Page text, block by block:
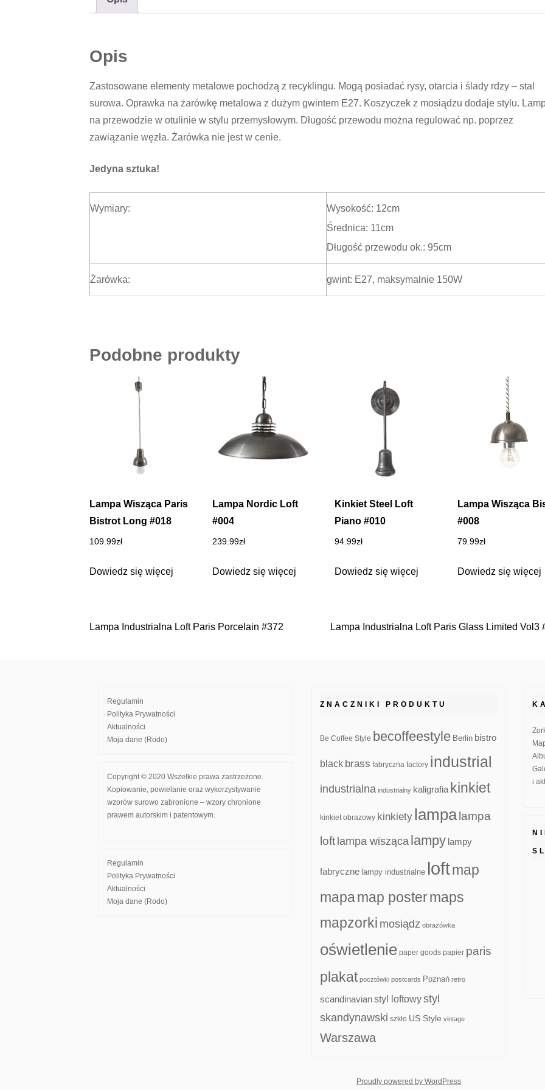
Opis
Zastosowane elementy metalowe pochodzą z recyklingu. Mogą posiadać rysy, otarcia i ślady rdzy – stal
surowa. Oprawka na żarówkę metalowa z dużym gwintem E27. Koszyczek z mosiądzu dodaje stylu.
na przewodzie w otulinie w stylu przemysłowym. Długość przewodu można regulować np. poprzez
zawiązanie węzła. Żarówka nie jest w cenie.
Jedyna sztuka!
Wymiary:
Wysokość: 12cm
Średnica: 11cm
Długość przewodu ok.: 95cm
Żarówka: gwint: E27, maksymalnie 150W
Podobne produkty
Lampa Wisząca Paris
Bistrot Long #018
109.99zł
Dowiedz się więcej
Lampa Nordic Loft
#004
239.99zł
Dowiedz się więcej
Kinkiet Steel Loft
Piano #010
94.99zł
Dowiedz się więcej
Lampa Wisząca
#008
79.99zł
Dowiedz się więcej
Nawigacja
Lampa Industrialna Loft Paris Porcelain #372 Lampa Industrialna Loft Paris Glass Limited Vol3
Regulamin
Polityka Prywatności
Aktualności
Moja dane (Rodo)
Copyright © 2020 Wszelkie prawa zastrzeżone.
Kopiowanie, powielanie oraz wykorzystywanie
wzorów surowo zabronione – wzory chronione
prawem autorskim i patentowym.
Regulamin
Polityka Prywatności
Aktualności
Moja dane (Rodo)
ZNACZNIKI PRODUKTU
Be Coffee Style becoffeestyle Berlin bistro
black brass fabryczna factory industrial
industrialna industrialny kaligrafia kinkiet
kinkiet obrazowy kinkiety lampa lampa
loft lampa wisząca lampy lampy
fabryczne lampy industrialne loftmap
mapamap postermaps
mapzorki mosiądz obrazówka
oświetlenie paper goods papier paris
plakat pocztówki postcards Poznań retro
scandinavianstyl loftowystyl
skandynawski szkło US Style vintage
Warszawa
i
Proudly powered by WordPresswhois: Nuno Sarmento